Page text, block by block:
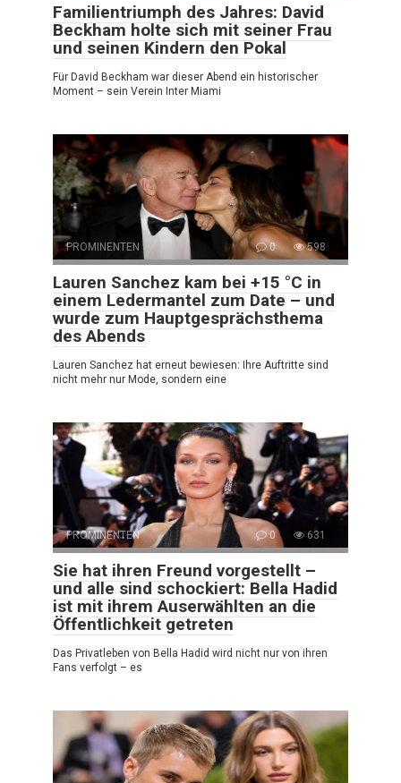
Familientriumph des Jahres: David
Beckham holte sich mit seiner Frau
und seinen Kindern den Pokal
Für David Beckham war dieser Abend ein historischer
Moment – sein Verein Inter Miami
PROMINENTEN 0 598
Lauren Sanchez kam bei +15 °C in
einem Ledermantel zum Date – und
wurde zum Hauptgesprächsthema
des Abends
Lauren Sanchez hat erneut bewiesen: Ihre Auftritte sind
nicht mehr nur Mode, sondern eine
PROMINENTEN 0 631
Sie hat ihren Freund vorgestellt –
und alle sind schockiert: Bella Hadid
ist mit ihrem Auserwählten an die
Öffentlichkeit getreten
Das Privatleben von Bella Hadid wird nicht nur von ihren
Fans verfolgt – es